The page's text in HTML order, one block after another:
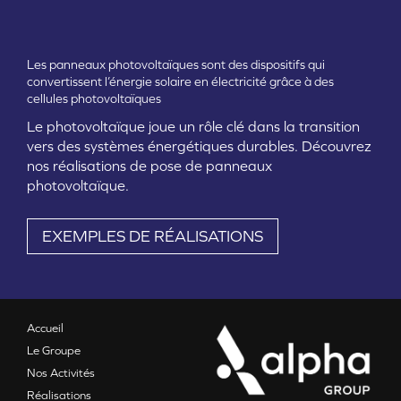
Les panneaux photovoltaïques sont des dispositifs qui
convertissent l’énergie solaire en électricité grâce à des
cellules photovoltaïques
Le photovoltaïque joue un rôle clé dans la transition
vers des systèmes énergétiques durables. Découvrez
nos réalisations de pose de panneaux
photovoltaïque.
EXEMPLES DE RÉALISATIONS
Accueil
Le Groupe
Nos Activités
Réalisations